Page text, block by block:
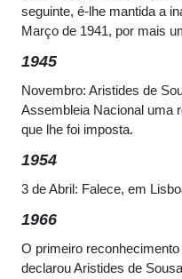
seguinte, é-lhe mantida a
Março de 1941, por mais
1945
Novembro: Aristides de
Assembleia Nacional uma
que lhe foi imposta.
1954
3 de Abril: Falece, em
1966
O primeiro
declarou Aristides de